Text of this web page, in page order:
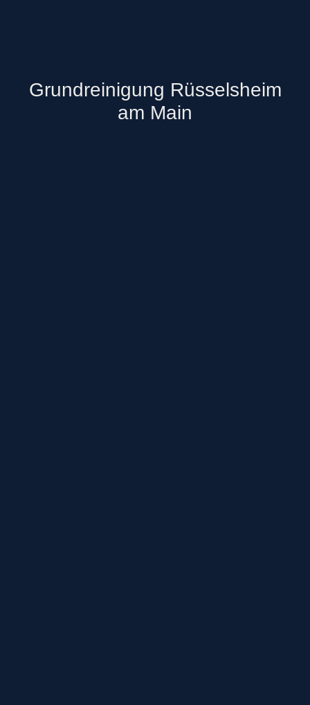
Grundreinigung Rüsselsheim
am Main